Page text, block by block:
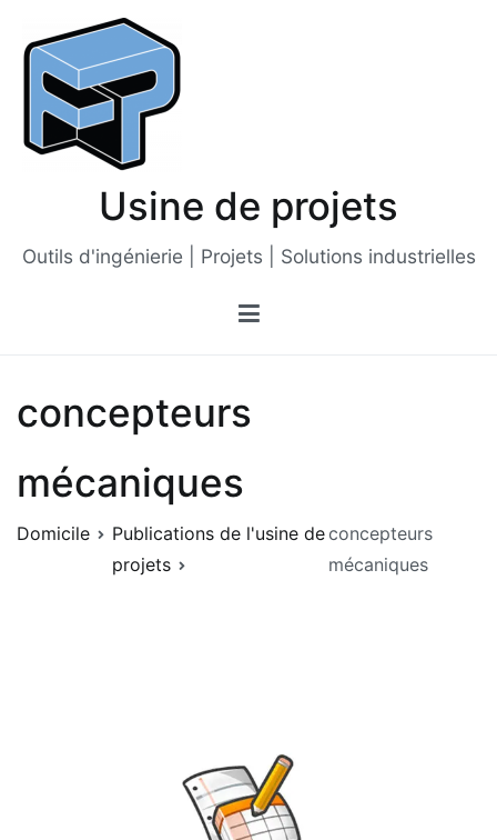
contenu
Usine de projets
Outils d'ingénierie | Projets | Solutions industrielles
concepteurs
mécaniques
Domicile
Publications de l'usine de
projets
concepteurs
mécaniques